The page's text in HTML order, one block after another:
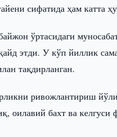
сифатида ҳам катта
ўртасидаги
этди. У кўп йиллик
тақдирланган.
ривожлантириш
оилавий бахт ва